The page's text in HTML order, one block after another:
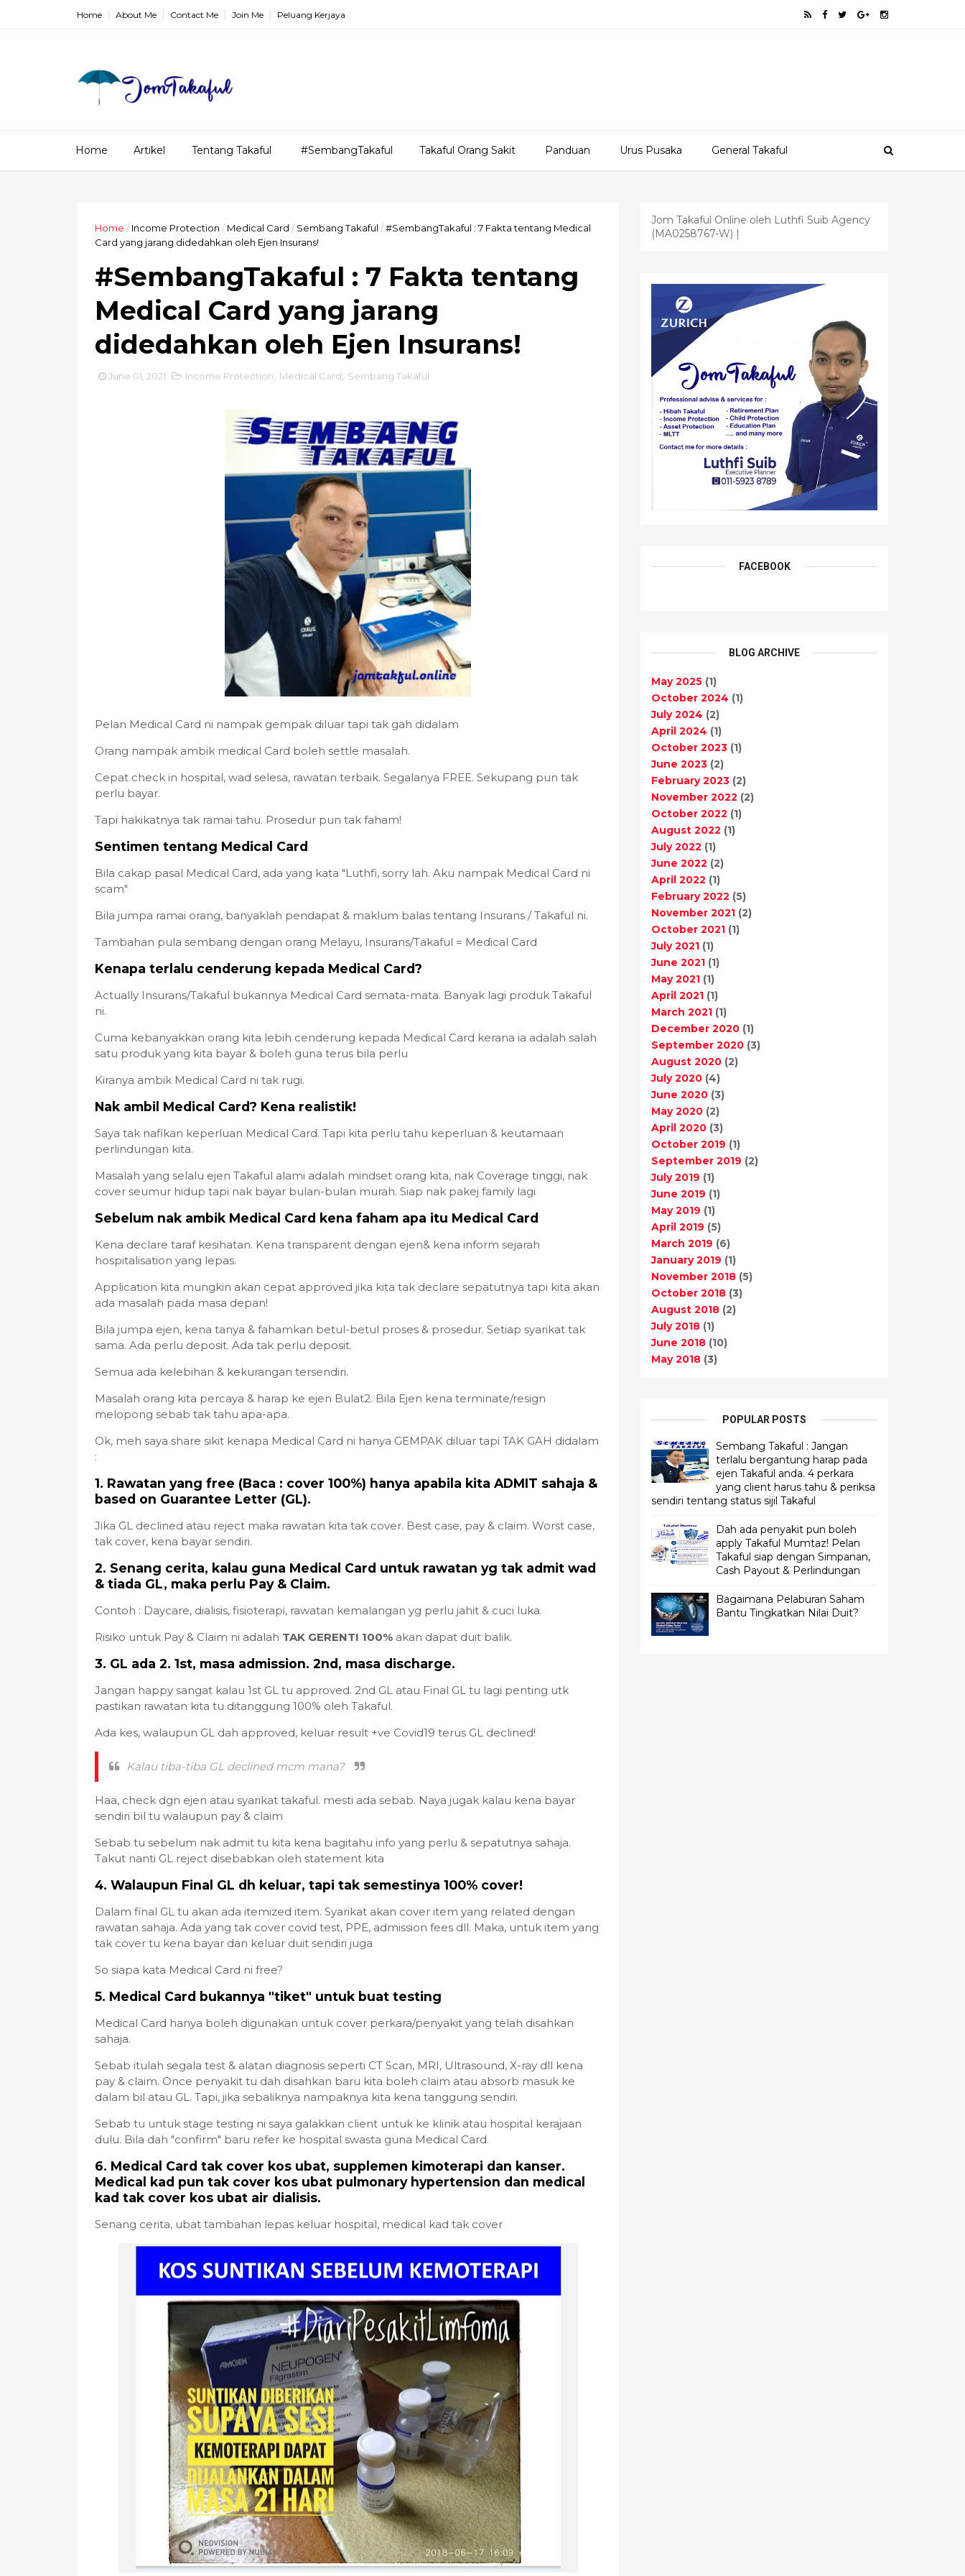
Home About Me Contact Me Join Me Peluang Kerjaya
Home Artikel Tentang Takaful #SembangTakaful Takaful Orang Sakit Panduan Urus Pusaka General Takaful
Home / Income Protection / Medical Card / Sembang Takaful /#SembangTakaful : 7 Fakta tentang Medical
Card yang jarang didedahkan oleh Ejen Insurans!
#SembangTakaful : 7 Fakta tentang
Medical Card yang jarang
didedahkan oleh Ejen Insurans!
June 01, 2021 Income Protection Medical Card Sembang Takaful
Pelan Medical Card ni nampak gempak diluar tapi tak gah didalam
Orang nampak ambik medical Card boleh settle masalah.
Cepat check in hospital, wad selesa, rawatan terbaik. Segalanya FREE. Sekupang pun tak
perlu bayar.
Tapi hakikatnya tak ramai tahu. Prosedur pun tak faham!
Sentimen tentang Medical Card
Bila cakap pasal Medical Card, ada yang kata "Luthfi, sorry lah. Aku nampak Medical Card ni
scam"
Bila jumpa ramai orang, banyaklah pendapat & maklum balas tentang Insurans / Takaful ni.
Tambahan pula sembang dengan orang Melayu, Insurans/Takaful = Medical Card
Kenapa terlalu cenderung kepada Medical Card?
Actually Insurans/Takaful bukannya Medical Card semata-mata. Banyak lagi produk Takaful
ni.
Cuma kebanyakkan orang kita lebih cenderung kepada Medical Card kerana ia adalah salah
satu produk yang kita bayar & boleh guna terus bila perlu
Kiranya ambik Medical Card ni tak rugi.
Nak ambil Medical Card? Kena realistik!
Saya tak nafikan keperluan Medical Card. Tapi kita perlu tahu keperluan & keutamaan
perlindungan kita.
Masalah yang selalu ejen Takaful alami adalah mindset orang kita, nak Coverage tinggi, nak
cover seumur hidup tapi nak bayar bulan-bulan murah. Siap nak pakej family lagi
Sebelum nak ambik Medical Card kena faham apa itu Medical Card
Kena declare taraf kesihatan. Kena transparent dengan ejen& kena inform sejarah
hospitalisation yang lepas.
Application kita mungkin akan cepat approved jika kita tak declare sepatutnya tapi kita akan
ada masalah pada masa depan!
Bila jumpa ejen, kena tanya & fahamkan betul-betul proses & prosedur. Setiap syarikat tak
sama. Ada perlu deposit. Ada tak perlu deposit.
Semua ada kelebihan & kekurangan tersendiri.
Masalah orang kita percaya & harap ke ejen Bulat2. Bila Ejen kena terminate/resign
melopong sebab tak tahu apa-apa.
Ok, meh saya share sikit kenapa Medical Card ni hanya GEMPAK diluar tapi TAK GAH didalam
:
1. Rawatan yang free (Baca : cover 100%) hanya apabila kita ADMIT sahaja &
based on Guarantee Letter (GL).
Jika GL declined atau reject maka rawatan kita tak cover. Best case, pay & claim. Worst case,
tak cover, kena bayar sendiri.
2. Senang cerita, kalau guna Medical Card untuk rawatan yg tak admit wad
& tiada GL, maka perlu Pay & Claim.
Contoh : Daycare, dialisis, fisioterapi, rawatan kemalangan yg perlu jahit & cuci luka.
Risiko untuk Pay & Claim ni adalah TAK GERENTI 100% akan dapat duit balik.
3. GL ada 2. 1st, masa admission. 2nd, masa discharge.
Jangan happy sangat kalau 1st GL tu approved. 2nd GL atau Final GL tu lagi penting utk
pastikan rawatan kita tu ditanggung 100% oleh Takaful.
Ada kes, walaupun GL dah approved, keluar result +ve Covid19 terus GL declined!
Kalau tiba-tiba GL declined mcm mana?
Haa, check dgn ejen atau syarikat takaful. mesti ada sebab. Naya jugak kalau kena bayar
sendiri bil tu walaupun pay & claim
Sebab tu sebelum nak admit tu kita kena bagitahu info yang perlu & sepatutnya sahaja.
Takut nanti GL reject disebabkan oleh statement kita
4. Walaupun Final GL dh keluar, tapi tak semestinya 100% cover!
Dalam final GL tu akan ada itemized item. Syarikat akan cover item yang related dengan
rawatan sahaja. Ada yang tak cover covid test, PPE, admission fees dll. Maka, untuk item yang
tak cover tu kena bayar dan keluar duit sendiri juga
So siapa kata Medical Card ni free?
5. Medical Card bukannya "tiket" untuk buat testing
Medical Card hanya boleh digunakan untuk cover perkara/penyakit yang telah disahkan
sahaja.
Sebab itulah segala test & alatan diagnosis seperti CT Scan, MRI, Ultrasound, X-ray dll kena
pay & claim. Once penyakit tu dah disahkan baru kita boleh claim atau absorb masuk ke
dalam bil atau GL. Tapi, jika sebaliknya nampaknya kita kena tanggung sendiri.
Sebab tu untuk stage testing ni saya galakkan client untuk ke klinik atau hospital kerajaan
dulu. Bila dah "confirm" baru refer ke hospital swasta guna Medical Card.
6. Medical Card tak cover kos ubat, supplemen kimoterapi dan kanser.
Medical kad pun tak cover kos ubat pulmonary hypertension dan medical
kad tak cover kos ubat air dialisis.
Senang cerita, ubat tambahan lepas keluar hospital, medical kad tak cover
Jom Takaful Online oleh Luthfi Suib Agency
(MA0258767-W) |
FACEBOOK
BLOG ARCHIVE
May 2025 (1)
October 2024 (1)
July 2024 (2)
April 2024 (1)
October 2023 (1)
June 2023 (2)
February 2023 (2)
November 2022 (2)
October 2022 (1)
August 2022 (1)
July 2022 (1)
June 2022 (2)
April 2022 (1)
February 2022 (5)
November 2021 (2)
October 2021 (1)
July 2021 (1)
June 2021 (1)
May 2021 (1)
April 2021 (1)
March 2021 (1)
December 2020 (1)
September 2020 (3)
August 2020 (2)
July 2020 (4)
June 2020 (3)
May 2020 (2)
April 2020 (3)
October 2019 (1)
September 2019 (2)
July 2019 (1)
June 2019 (1)
May 2019 (1)
April 2019 (5)
March 2019 (6)
January 2019 (1)
November 2018 (5)
October 2018 (3)
August 2018 (2)
July 2018 (1)
June 2018 (10)
May 2018 (3)
POPULAR POSTS
Sembang Takaful : Jangan
terlalu bergantung harap pada
ejen Takaful anda. 4 perkara
yang client harus tahu & periksa
sendiri tentang status sijil Takaful
Dah ada penyakit pun boleh
apply Takaful Mumtaz! Pelan
Takaful siap dengan Simpanan,
Cash Payout & Perlindungan
Bagaimana Pelaburan Saham
Bantu Tingkatkan Nilai Duit?